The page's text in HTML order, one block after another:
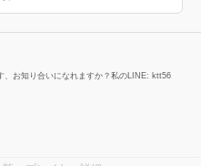
、お知り合いになれますか？私のLINE: ktt56